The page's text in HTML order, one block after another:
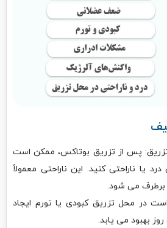
تزریق: پس از تزریق بوتاکس، ممکن است
یا ناراحتی کنید. این ناراحتی معمولاً
می شود.
در محل تزریق کبودی یا تورم ایجاد
بهبود می یابد.